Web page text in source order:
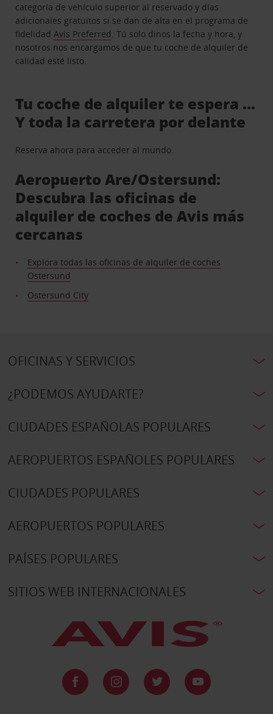
categoría de vehículo superior al reservado y días
adicionales gratuitos si se dan de alta en el programa de
fidelidadAvis Preferred. Tú solo dinos la fecha y hora, y
nosotros nos encargamos de que tu coche de alquiler de
calidad esté listo.
Tu coche de alquiler te espera …
Y toda la carretera por delante
Reserva ahora para acceder al mundo.
Aeropuerto Are/Ostersund:
Descubra las oficinas de
alquiler de coches de Avis más
cercanas
Explora todas las oficinas de alquiler de coches
Ostersund
Ostersund City
OFICINAS Y SERVICIOS
¿PODEMOS AYUDARTE?
CIUDADES ESPAÑOLAS POPULARES
AEROPUERTOS ESPAÑOLES POPULARES
CIUDADES POPULARES
AEROPUERTOS POPULARES
PAÍSES POPULARES
SITIOS WEB INTERNACIONALES